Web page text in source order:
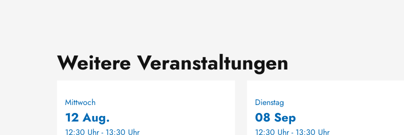
Weitere Veranstaltungen
Mittwoch
12 Aug.
12:30 Uhr - 13:30 Uhr
Dienstag
08 Sep
12:30 Uhr - 13:30 Uhr